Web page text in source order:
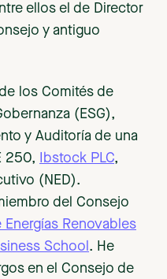
ellos el de Director
y antiguo
los Comités de
(ESG),
y Auditoría de una
250,
Ibstock PLC,
(NED).
del Consejo
Renovables
School . He
en el Consejo de